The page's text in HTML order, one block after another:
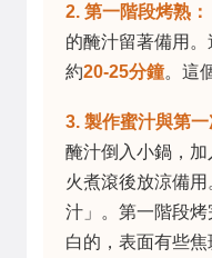
2. 第一階段烤熟：
的醃汁留著備用
約20-25分鐘。這
3. 製作蜜汁與第一
醃汁倒入小鍋，
火煮滾後放涼備
汁」。第一階段
白的，表面有些焦